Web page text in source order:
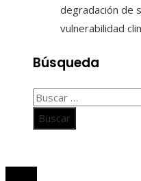
degradación de
vulnerabilidad
Búsqueda
Buscar: